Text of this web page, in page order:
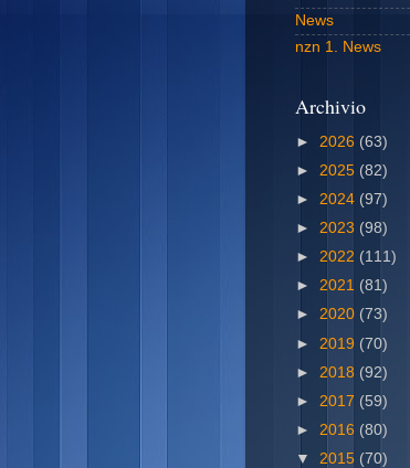
News
nzn 1. News
Archivio
► 2026 (63)
► 2025 (82)
► 2024 (97)
► 2023 (98)
► 2022 (111)
► 2021 (81)
► 2020 (73)
► 2019 (70)
► 2018 (92)
► 2017 (59)
► 2016 (80)
▼ 2015 (70)